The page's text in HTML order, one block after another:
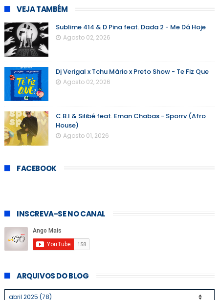
VEJA TAMBÉM
Sublime 414 & D Pina feat. Dada 2 - Me Dá Hoje
Agosto 02, 2026
Dj Verigal x Tchu Mário x Preto Show - Te Fiz Que
Agosto 02, 2026
C.B.I & Silibé feat. Eman Chabas - Sporrv (Afro
House)
Agosto 01, 2026
FACEBOOK
INSCREVA-SE NO CANAL
ARQUIVOS DO BLOG